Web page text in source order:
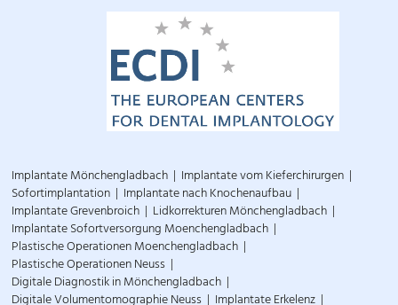
Implantate Mönchengladbach Implantate vom Kieferchirurgen
Sofortimplantation Implantate nach Knochenaufbau
Implantate Grevenbroich Lidkorrekturen Mönchengladbach
Implantate Sofortversorgung Moenchengladbach
Plastische Operationen Moenchengladbach
Plastische Operationen Neuss
Digitale Diagnostik in Mönchengladbach